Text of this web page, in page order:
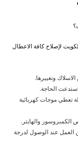
لإصلاح كافة الاعطال
وتغييرها.
الحاجة.
تعطي موجات كهربائية
الكمبروسور والهايتر.
العمل عند الوصول لدرجة